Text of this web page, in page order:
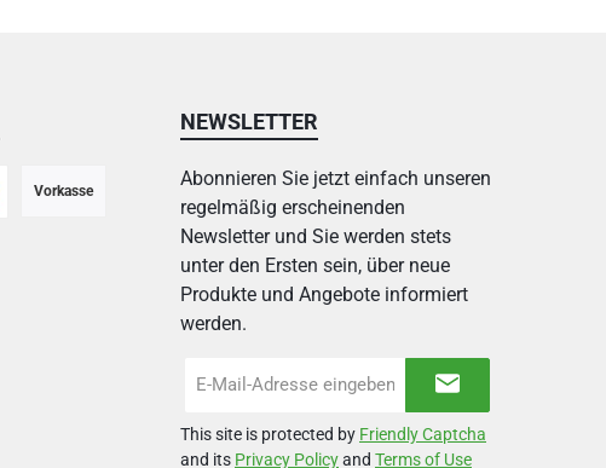
Vorkasse
NEWSLETTER
Abonnieren Sie jetzt einfach unseren
regelmäßig erscheinenden
Newsletter und Sie werden stets
unter den Ersten sein, über neue
Produkte und Angebote informiert
werden.
Mail-
*
This site is protected by Friendly Captcha
and its Privacy Policyand Terms of Use